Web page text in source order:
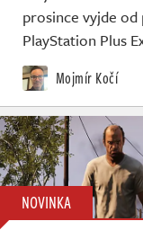
prosince vyjde
PlayStation Plus
Mojmír Kočí
NOVINKA